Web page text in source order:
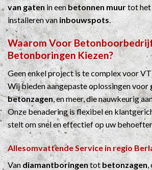
van gatenin eenbetonnen muurtot het
installeren vaninbouwspots.
Waarom Voor
Betonboringen Kiezen?
Geen enkel project is te complex voor
Wij bieden aangepaste oplossingen voor
betonzagen, en meer, die nauwkeurig
Onze benadering is flexibel en
stelt om snel en effectief op uw
Allesomvattende Service in regio
Vandiamantboringentotbetonzagen,